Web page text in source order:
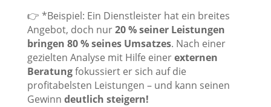
👉 *Beispiel: Ein Dienstleister hat ein breites
Angebot, doch nur20 % seiner Leistungen
bringen 80 % seines Umsatzes. Nach einer
gezielten Analyse mit Hilfe einerexternen
Beratungfokussiert er sich auf die
profitabelsten Leistungen – und kann seinen
Gewinn deutlich steigern!